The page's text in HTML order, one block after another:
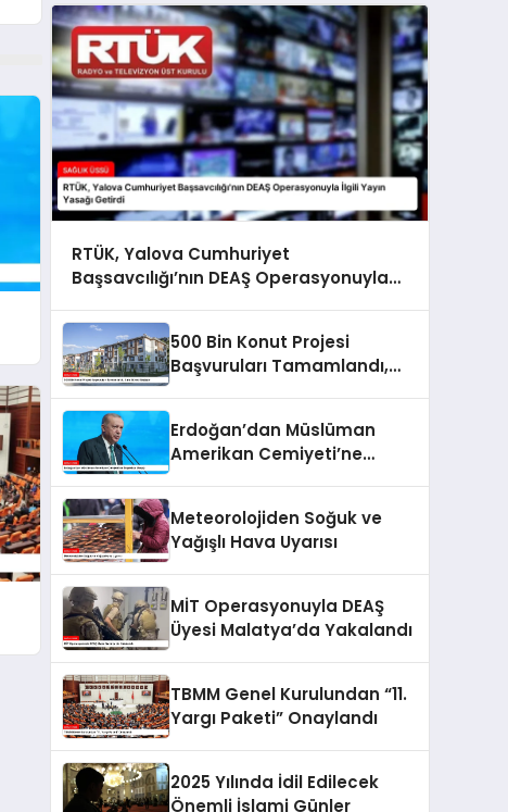
RTÜK, Yalova Cumhuriyet
Başsavcılığı’nın DEAŞ Operasyonuyla
500 Bin Konut Projesi
Başvuruları Tamamlandı,
Erdoğan’dan Müslüman
Amerikan Cemiyeti’ne
Meteorolojiden Soğuk ve
Yağışlı Hava Uyarısı
MİT Operasyonuyla DEAŞ
Üyesi Malatya’da Yakalandı
TBMM Genel Kurulundan “11.
Yargı Paketi” Onaylandı
2025 Yılında İdil Edilecek
Önemli İslami Günler